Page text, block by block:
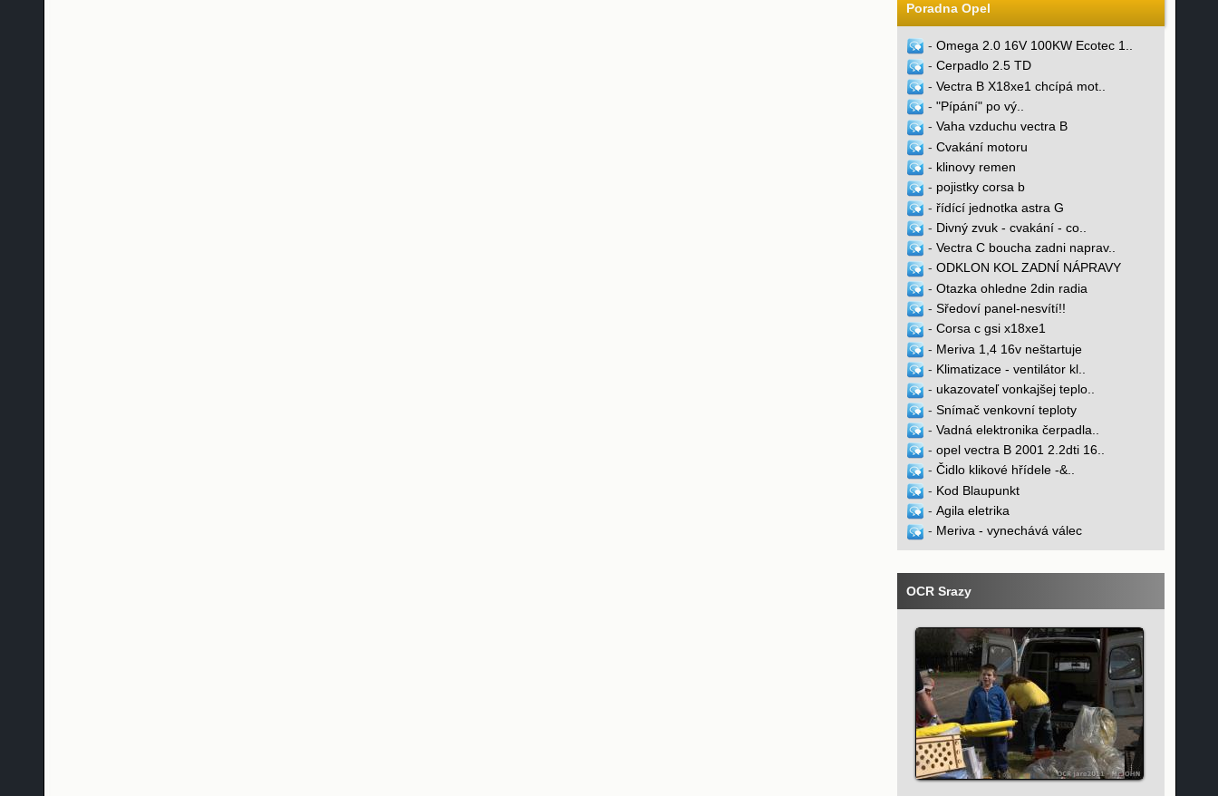
Poradna Opel
- Omega 2.0 16V 100KW Ecotec 1..
- Cerpadlo 2.5 TD
- Vectra B X18xe1 chcípá mot..
- "Pípání" po vý..
- Vaha vzduchu vectra B
- Cvakání motoru
- klinovy remen
- pojistky corsa b
- řídící jednotka astra G
- Divný zvuk - cvakání - co..
- Vectra C boucha zadni naprav..
- ODKLON KOL ZADNÍ NÁPRAVY
- Otazka ohledne 2din radia
- Sředoví panel-nesvítí!!
- Corsa c gsi x18xe1
- Meriva 1,4 16v neštartuje
- Klimatizace - ventilátor kl..
- ukazovateľ vonkajšej teplo..
- Snímač venkovní teploty
- Vadná elektronika čerpadla..
- opel vectra B 2001 2.2dti 16..
- Čidlo klikové hřídele -&..
- Kod Blaupunkt
- Agila eletrika
- Meriva - vynechává válec
OCR Srazy